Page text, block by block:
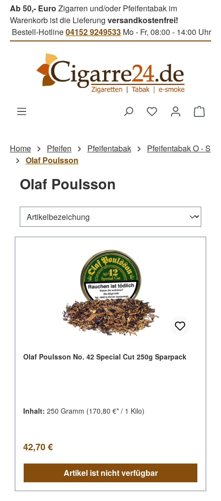
Zum Hauptinhalt springen
Ab 50,- Euro Zigarren und/oder Pfeifentabak im
Warenkorb ist die Lieferung versandkostenfrei!
Bestell-Hotline04152 9249533 Mo - Fr, 08:00 - 14:00 Uhr
Du hast 0
Home Pfeifen Pfeifentabak
Pfeifentabak O - S
Olaf Poulsson
Olaf Poulsson
Olaf Poulsson No. 42 Special Cut 250g Sparpack
Inhalt: 250 Gramm (170,80 €* / 1 Kilo)
Regulärer Preis:
42,70 €
Artikel ist nicht verfügbar